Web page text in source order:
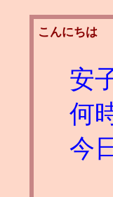
こんにちは
安
何
今